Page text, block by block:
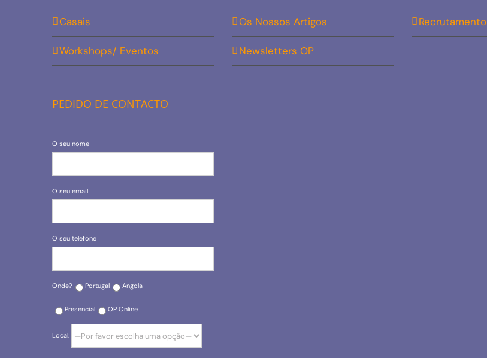
Casais
Workshops/ Eventos
PEDIDO DE CONTACTO
O seu nome
O seu email
O seu telefone
Onde? Portugal Angola
Presencial OP Online
Local:
Os Nossos Artigos
Newsletters OP
Recrutamento